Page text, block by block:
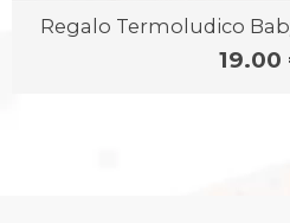
Regalo Termoludico
19.00